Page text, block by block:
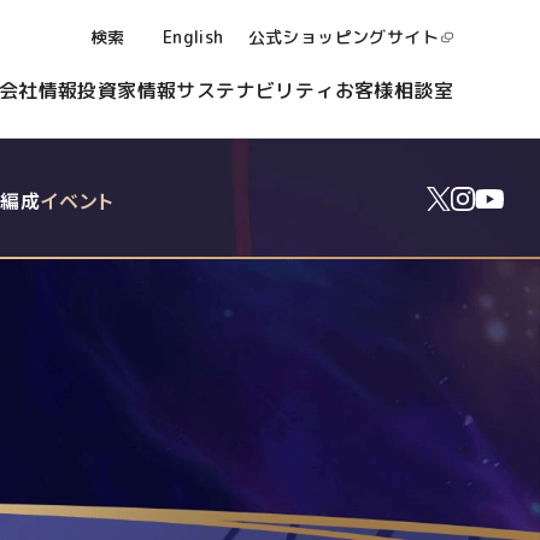
検索 English 公式ショッピングサイト
社情報投資家情報サステナビリティお客様相談室
成イベント